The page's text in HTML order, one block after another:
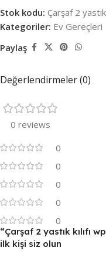
Stok kodu: Çarşaf 2 yastık
Kategoriler: Ev Gereçleri
Paylaş
Değerlendirmeler (0)
0 reviews
0
0
0
0
0
“Çarşaf 2 yastık kılıfı
ilk kişi siz olun